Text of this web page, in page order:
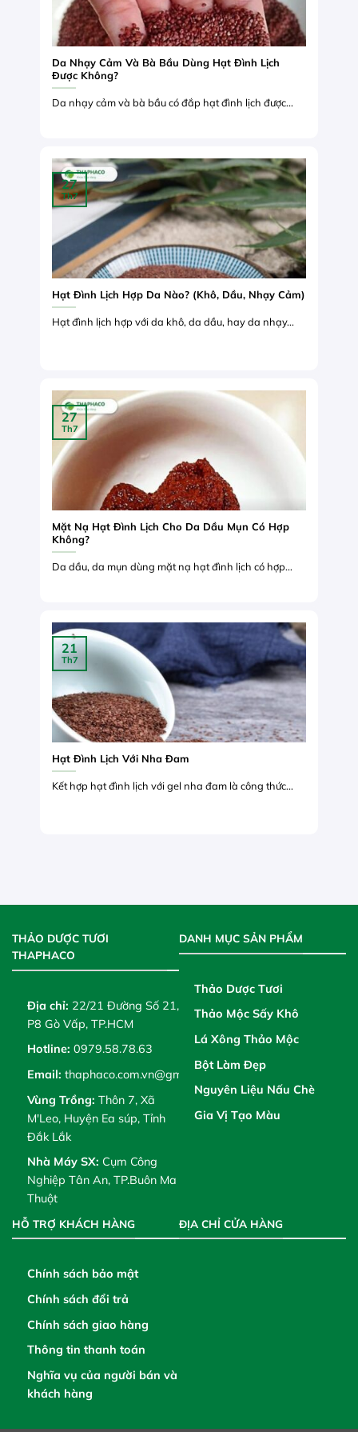
Da Nhạy Cảm Và Bà Bầu Dùng Hạt Đình Lịch
Được Không?
Da nhạy cảm và bà bầu có đắp hạt đình lịch được...
Hạt Đình Lịch Hợp Da Nào? (Khô, Dầu, Nhạy Cảm)
Hạt đình lịch hợp với da khô, da dầu, hay da nhạy...
27
Th7
Mặt Nạ Hạt Đình Lịch Cho Da Dầu Mụn Có Hợp
Không?
Da dầu, da mụn dùng mặt nạ hạt đình lịch có hợp...
27
Th7
Hạt Đình Lịch Với Nha Đam
Kết hợp hạt đình lịch với gel nha đam là công thức...
21
Th7
THẢO DƯỢC TƯƠI
THAPHACO
Địa chỉ: 22/21 Đường Số 21,
P8 Gò Vấp, TP.HCM
Hotline: 0979.58.78.63
Email: thaphaco.com.vn@gmail.com
Vùng Trồng: Thôn 7, Xã
M'Leo, Huyện Ea súp, Tỉnh
Đắk Lắk
Nhà Máy SX: Cụm Công
Nghiệp Tân An, TP.Buôn Ma
Thuột
DANH MỤC SẢN PHẨM
Thảo Dược Tươi
Thảo Mộc Sấy Khô
Lá Xông Thảo Mộc
Bột Làm Đẹp
Nguyên Liệu Nấu Chè
Gia Vị Tạo Màu
HỖ TRỢ KHÁCH HÀNG
Chính sách bảo mật
Chính sách đổi trả
Chính sách giao hàng
Thông tin thanh toán
Nghĩa vụ của người bán và
khách hàng
ĐỊA CHỈ CỬA HÀNG